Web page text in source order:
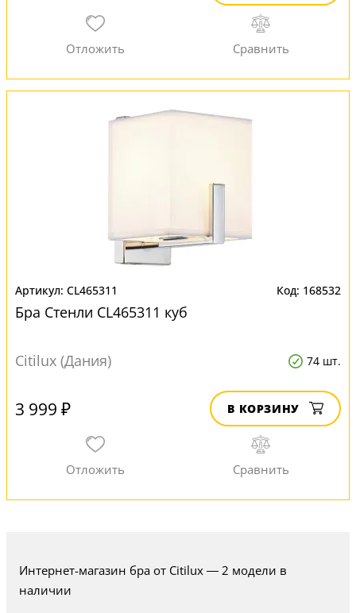
CL465311 168532
Бра Стенли CL465311 куб
Citilux (Дания) 74 шт.
3 999 ₽ В КОРЗИНУ
Интернет-магазин бра от Citilux — 2 модели в
наличии